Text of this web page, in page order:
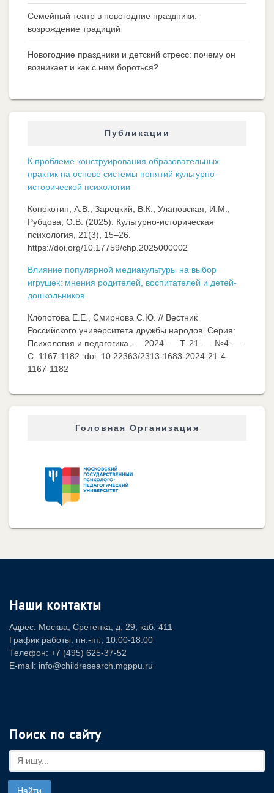
Семейный театр в новогодние праздники:
возрождение традиций
Новогодние праздники и детский стресс: почему он
возникает и как с ним бороться?
Публикации
К проблеме конструирования образовательных
практик на основе системы понятий культурно-
исторической психологии
Конокотин, А.В., Зарецкий, В.К., Улановская, И.М.,
Рубцова, О.В. (2025). Культурно-историческая
психология, 21(3), 15–26.
https://doi.org/10.17759/chp.2025000002
Влияние популярной медиакультуры на выбор
игрушек: мнения родителей, воспитателей и детей-
дошкольников
Клопотова Е.Е., Смирнова С.Ю. // Вестник
Российского университета дружбы народов. Серия:
Психология и педагогика. — 2024. — Т. 21. — №4. —
C. 1167-1182. doi: 10.22363/2313-1683-2024-21-4-
1167-1182
Головная Организация
Наши контакты
Адрес: Москва, Сретенка, д. 29, каб. 411
График работы: пн.-пт., 10:00-18:00
Телефон: +7 (495) 625-37-52
E-mail: info@childresearch.mgppu.ru
Поиск по сайту